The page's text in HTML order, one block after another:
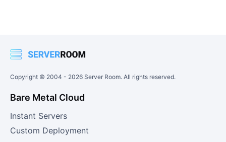
Copyright © 2004 - 2026 Server Room. All rights reserved.
Bare Metal Cloud
Instant Servers
Custom Deployment